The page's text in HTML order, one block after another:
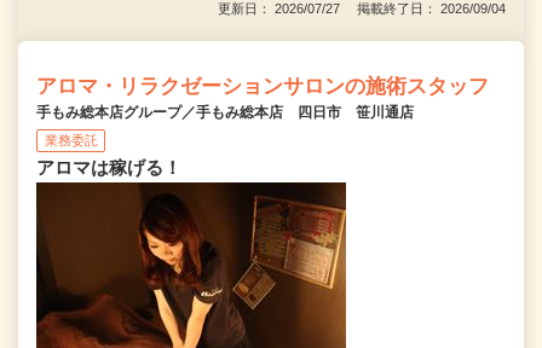
更新日： 2026/07/27 掲載終了日： 2026/09/04
アロマ・リラクゼーションサロンの施術スタッフ
手もみ総本店グループ／手もみ総本店 四日市 笹川通店
業務委託
アロマは稼げる！